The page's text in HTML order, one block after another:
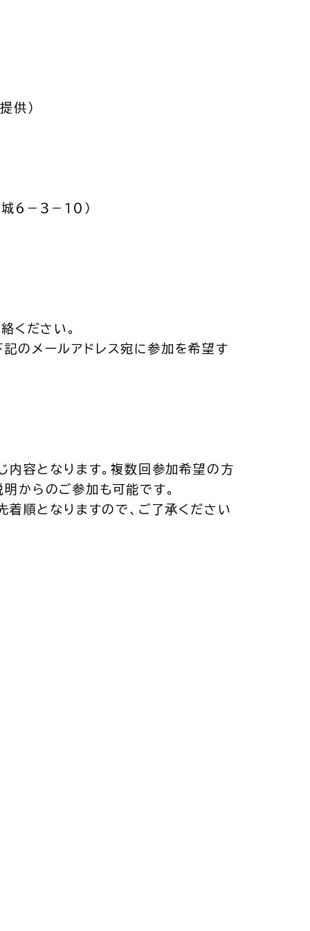
供）
－３－１０）
ください。
のメールアドレス宛に参加を希望す
内容となります。複数回参加希望の方
からのご参加も可能です。
着順となりますので、ご了承ください